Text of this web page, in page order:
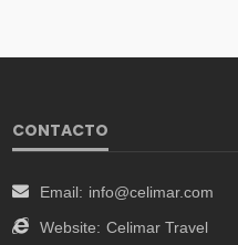
CONTACTO
Email: info@celimar.com
Website: Celimar Travel